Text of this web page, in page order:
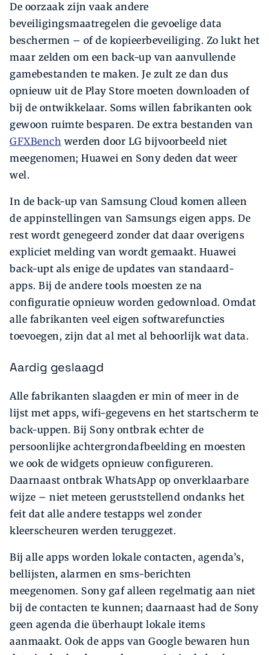
De oorzaak zijn vaak andere
beveiligingsmaatregelen die gevoelige data
beschermen – of de kopieerbeveiliging. Zo lukt het
maar zelden om een back-up van aanvullende
gamebestanden te maken. Je zult ze dan dus
opnieuw uit de Play Store moeten downloaden of
bij de ontwikkelaar. Soms willen fabrikanten ook
gewoon ruimte besparen. De extra bestanden van
GFXBench werden door LG bijvoorbeeld niet
meegenomen; Huawei en Sony deden dat weer
wel.
In de back-up van Samsung Cloud komen alleen
de appinstellingen van Samsungs eigen apps. De
rest wordt genegeerd zonder dat daar overigens
expliciet melding van wordt gemaakt. Huawei
back-upt als enige de updates van standaard-
apps. Bij de andere tools moesten ze na
configuratie opnieuw worden gedownload. Omdat
alle fabrikanten veel eigen softwarefuncties
toevoegen, zijn dat al met al behoorlijk wat data.
Aardig geslaagd
Alle fabrikanten slaagden er min of meer in de
lijst met apps, wifi-gegevens en het startscherm te
back-uppen. Bij Sony ontbrak echter de
persoonlijke achtergrondafbeelding en moesten
we ook de widgets opnieuw configureren.
Daarnaast ontbrak WhatsApp op onverklaarbare
wijze – niet meteen geruststellend ondanks het
feit dat alle andere testapps wel zonder
kleerscheuren werden teruggezet.
Bij alle apps worden lokale contacten, agenda’s,
bellijsten, alarmen en sms-berichten
meegenomen. Sony gaf alleen regelmatig aan niet
bij de contacten te kunnen; daarnaast had de Sony
geen agenda die überhaupt lokale items
aanmaakt. Ook de apps van Google bewaren hun